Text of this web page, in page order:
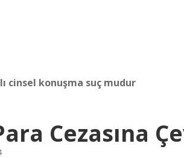
cinsel konuşma suç mudur
Cezasına